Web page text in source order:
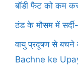
बॉडी फैट को कम
ठंड के मौसम में
वायु प्रदूषण से
Bachne ke